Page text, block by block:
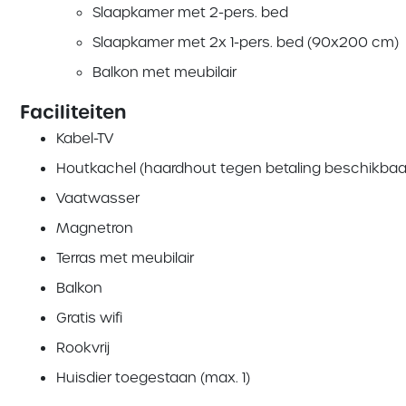
Slaapkamer met 2-pers. bed
Slaapkamer met 2x 1-pers. bed (90x200 cm)
Balkon met meubilair
Faciliteiten
Kabel-TV
Houtkachel (haardhout tegen betaling
Vaatwasser
Magnetron
Terras met meubilair
Balkon
Gratis wifi
Rookvrij
Huisdier toegestaan (max. 1)